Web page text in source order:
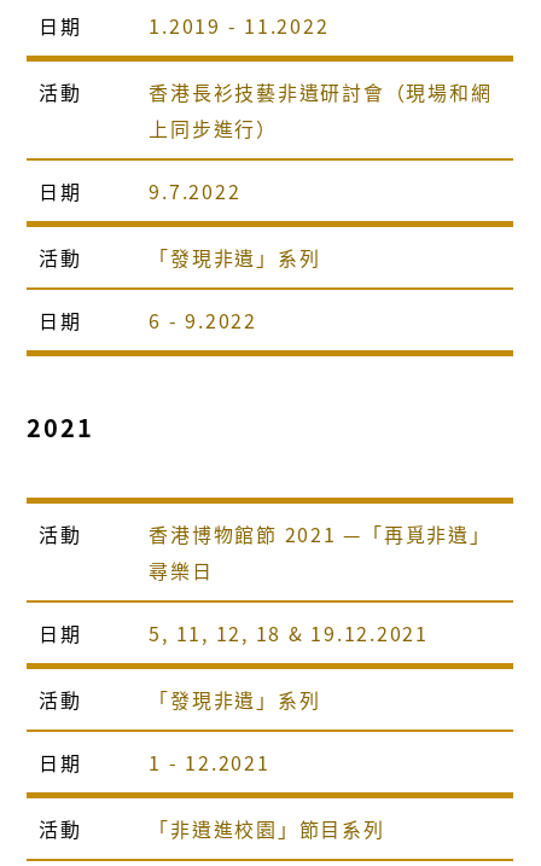
日期 1.2019 - 11.2022
活動
香港長衫技藝非遺研討會（現場和網
上同步進行）
日期 9.7.2022
活動 「發現非遺」系列
日期 6 - 9.2022
2021
活動
香港博物館節 2021 —「再覓非遺」
尋樂日
日期 5, 11, 12, 18 & 19.12.2021
活動 「發現非遺」系列
日期 1 - 12.2021
活動 「非遺進校園」節目系列